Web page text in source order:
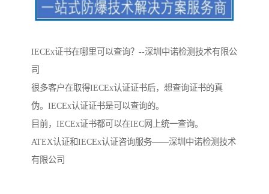
IECEx证书在哪里可以查询？--深圳中诺检测技术有限公
司
很多客户在取得IECEx认证证书后，想查询证书的真
伪。IECEx认证证书是可以查询的。
目前，IECEx证书都可以在IEC网上统一查询。
ATEX认证和IECEx认证咨询服务——深圳中诺检测技术
有限公司